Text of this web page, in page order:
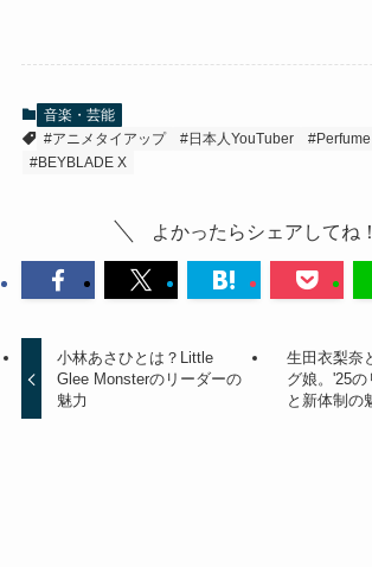
音楽・芸能
#アニメタイアップ
#日本人YouTuber #Perfume
#BEYBLADE X
よかったらシェアしてね！
小林あさひとは？Little
Glee Monsterのリーダーの
魅力
生田衣梨奈
グ娘。'25
と新体制の